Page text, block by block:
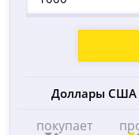
Доллары США
покупает